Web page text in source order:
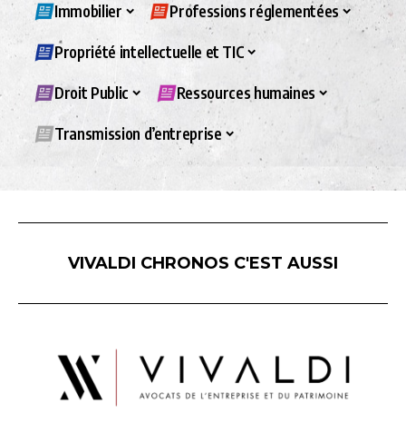
Immobilier Professions réglementées
Propriété intellectuelle et TIC
Droit Public Ressources humaines
Transmission d’entreprise
VIVALDI CHRONOS C'EST AUSSI